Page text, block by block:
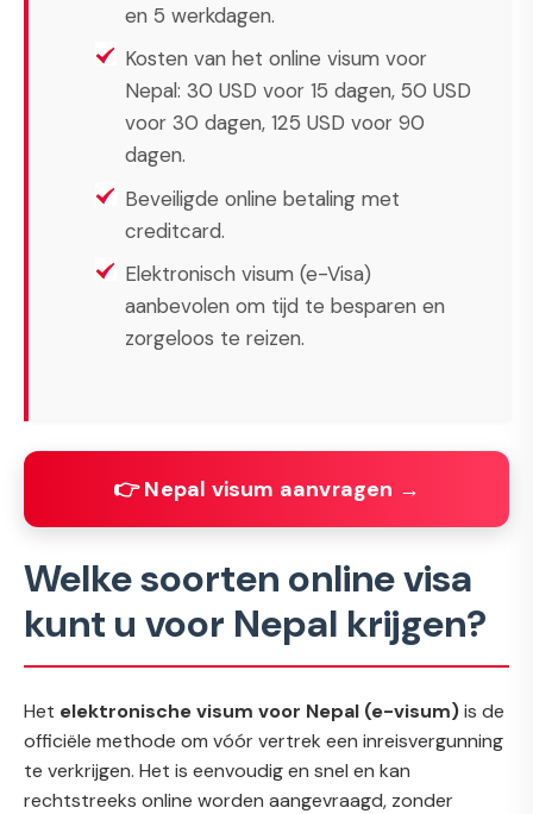
en 5 werkdagen.
Kosten van het online visum voor
Nepal: 30 USD voor 15 dagen, 50 USD
voor 30 dagen, 125 USD voor 90
dagen.
Beveiligde online betaling met
creditcard.
Elektronisch visum (e-Visa)
aanbevolen om tijd te besparen en
zorgeloos te reizen.
👉 Nepal visum aanvragen →
Welke soorten online visa
kunt u voor Nepal krijgen?
Het elektronische visum voor Nepal (e-visum)is de
officiële methode om vóór vertrek een inreisvergunning
te verkrijgen. Het is eenvoudig en snel en kan
rechtstreeks online worden aangevraagd, zonder